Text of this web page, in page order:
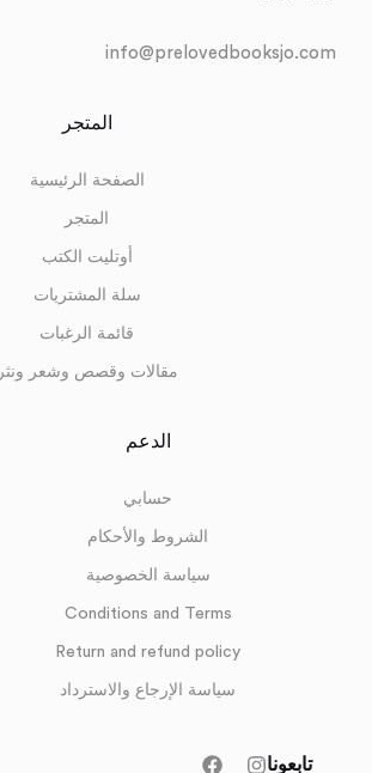
info@prelovedbooksjo.com
المتجر
الصفحة الرئيسية
المتجر
أوتليت الكتب
سلة المشتريات
قائمة الرغبات
مقالات وقصص وشعر ونثر
الدعم
حسابي
الشروط والأحكام
سياسة الخصوصية
Conditions and Terms
Return and refund policy
سياسة الإرجاع والاسترداد
تابعونا